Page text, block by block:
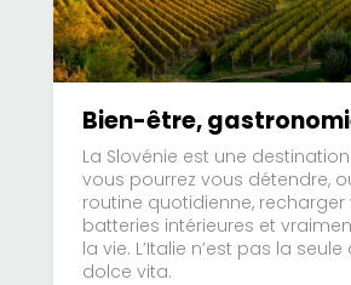
Bien-être,
La Slovénie est une
vous pourrez vous détendre,
routine quotidienne, recharger
batteries intérieures et
la vie. L’Italie n’est pas la
dolce vita.